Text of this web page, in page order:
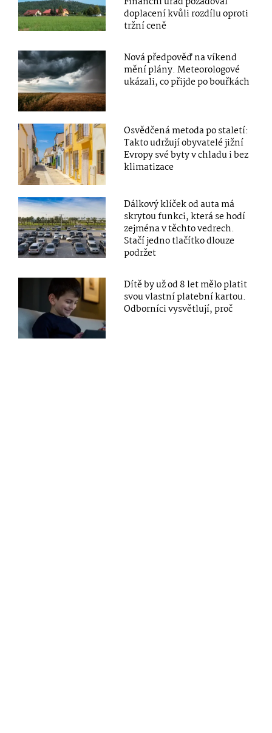
doplacení kvůli rozdílu oproti
tržní ceně
Nová předpověď na víkend
mění plány. Meteorologové
ukázali, co přijde po bouřkách
Osvědčená metoda po staletí:
Takto udržují obyvatelé jižní
Evropy své byty v chladu i bez
klimatizace
Dálkový klíček od auta má
skrytou funkci, která se hodí
zejména v těchto vedrech.
Stačí jedno tlačítko dlouze
podržet
Dítě by už od 8 let mělo platit
svou vlastní platební kartou.
Odborníci vysvětlují, proč